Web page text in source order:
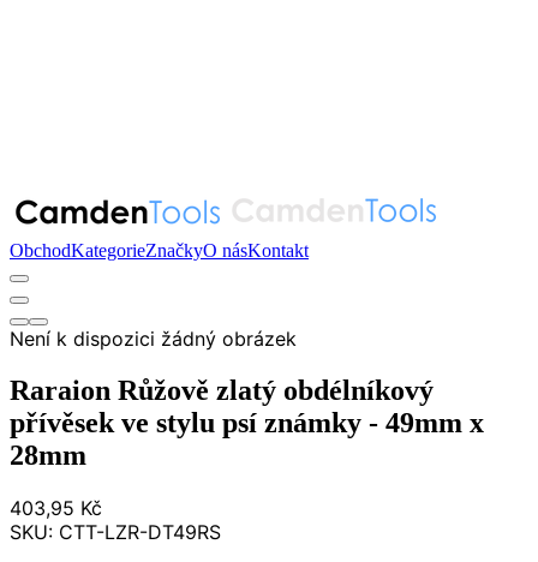
ObchodKategorieZnačkyO násKontakt
Není k dispozici žádný obrázek
Raraion Růžově zlatý obdélníkový
přívěsek ve stylu psí známky - 49mm x
28mm
403,95 Kč
SKU: CTT-LZR-DT49RS